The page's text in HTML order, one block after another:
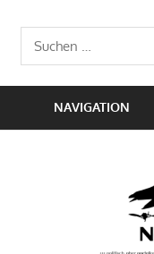
Inhalt
springen
Die
Zeitschrift
Suchen
nach:
NAVIGATION